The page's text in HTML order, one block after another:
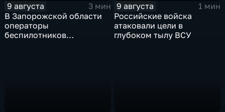
9 августа
3 мин
В Запорожской области
операторы
беспилотников
9 августа
1 мин
Российские войска
атаковали цели в
глубоком тылу ВСУ